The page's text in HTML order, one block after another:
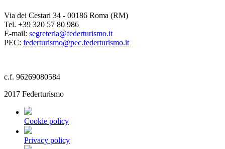
Via dei Cestari 34 - 00186 Roma (RM)
Tel. +39 320 57 80 986
E-mail: segreteria@federturismo.it
PEC: federturismo@pec.federturismo.it
c.f. 96269080584
2017 Federturismo
Cookie policy
Privacy policy